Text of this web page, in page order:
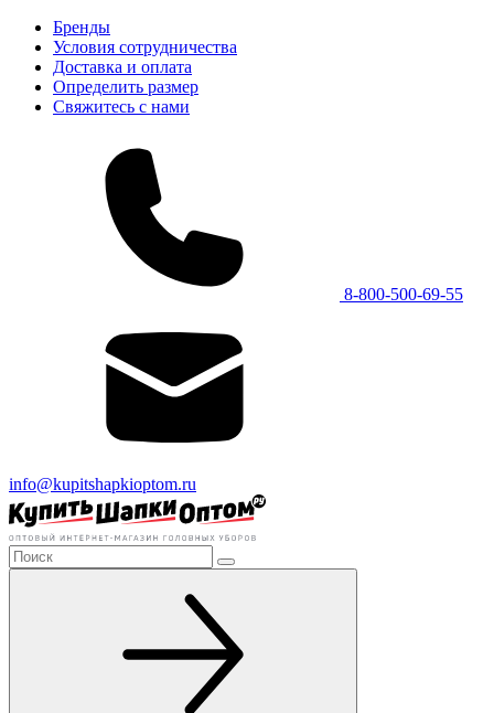
Бренды
Условия сотрудничества
Доставка и оплата
Определить размер
Свяжитесь с нами
8-800-500-69-55
info@kupitshapkioptom.ru